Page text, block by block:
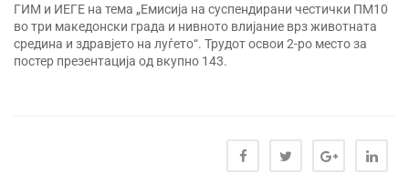
ГИМ и ИЕГЕ на тема „Емисија на суспендирани честички ПМ10
во три македонски града и нивното влијание врз животната
средина и здравјето на луѓето“. Трудот освои 2-ро место за
постер презентација од вкупно 143.